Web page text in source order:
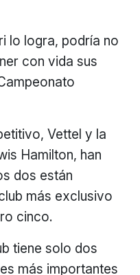
lo logra, podría no
con vida sus
Vettel y la
Hamilton, han
dos están
más exclusivo
cinco.
tiene solo dos
más importantes